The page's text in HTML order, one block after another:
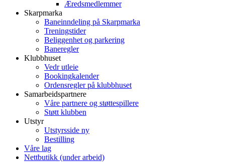
Æredsmedlemmer
Skarpmarka
Baneinndeling på Skarpmarka
Treningstider
Beliggenhet og parkering
Baneregler
Klubbhuset
Vedr utleie
Bookingkalender
Ordensregler på klubbhuset
Samarbeidspartnere
Våre partnere og støttespillere
Støtt klubben
Utstyr
Utstyrsside ny
Bestilling
Våre lag
Nettbutikk (under arbeid)